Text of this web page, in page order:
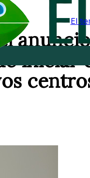
El
iniciar